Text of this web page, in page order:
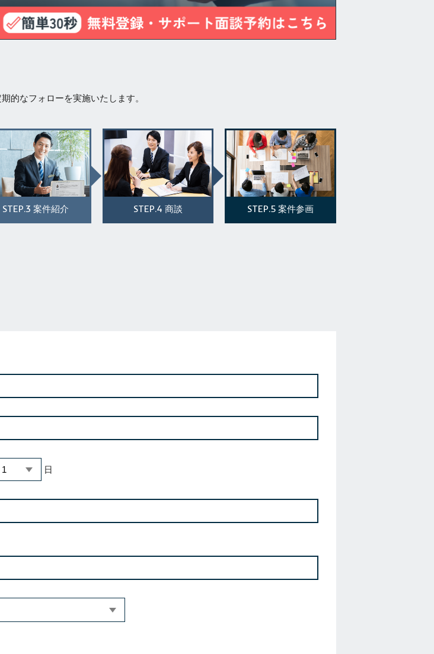
的なフォローを実施いたします。
STEP.3 案件紹介 STEP.4 商談 STEP.5 案件参画
日